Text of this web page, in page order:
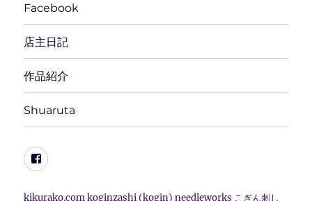
開
ー
開
Facebook
店主日記
作品紹介
Shuaruta
Facebook
kikurako.com koginzashi (kogin) needleworks こぎん刺し